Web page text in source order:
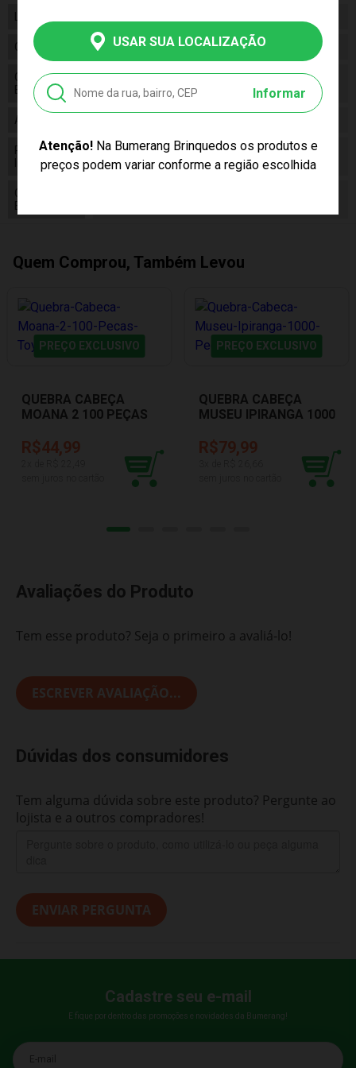
USAR SUA LOCALIZAÇÃO
Informar
Atenção!Na Bumerang Brinquedos os produtos e
preços podem variar conforme a região escolhida
Código 04055
Código de
Barras
Alimentação
Pilhas
Inclusas
Conteúdo da
Embalagem
Quem Comprou, Também Levou
PREÇO EXCLUSIVO
QUEBRA CABEÇA
MOANA 2 100 PEÇAS
R$44,99
PREÇO EXCLUSIVO
QUEBRA CABEÇA
MUSEU IPIRANGA 1000
R$79,99
Avaliações do Produto
Tem esse produto? Seja o primeiro a avaliá-lo!
ESCREVER AVALIAÇÃO...
Dúvidas dos consumidores
Tem alguma dúvida sobre este produto? Pergunte ao
lojista e a outros compradores!
ENVIAR PERGUNTA
Cadastre seu e-mail
E fique por dentro das promoções e novidades da Bumerang!
E-mail